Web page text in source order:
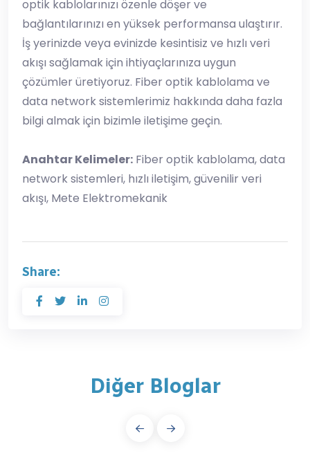
optik kablolarınızı özenle döşer ve
bağlantılarınızı en yüksek performansa ulaştırır.
İş yerinizde veya evinizde kesintisiz ve hızlı veri
akışı sağlamak için ihtiyaçlarınıza uygun
çözümler üretiyoruz. Fiber optik kablolama ve
data network sistemlerimiz hakkında daha fazla
bilgi almak için bizimle iletişime geçin.
Anahtar Kelimeler: Fiber optik kablolama, data
network sistemleri, hızlı iletişim, güvenilir veri
akışı, Mete Elektromekanik
Share:
Diğer Bloglar